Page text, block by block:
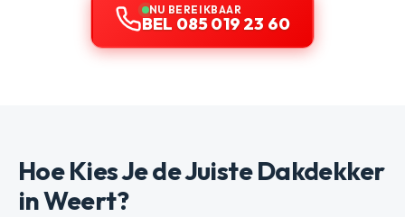
NU BEREIKBAAR
BEL 085 019 23 60
Hoe Kies Je de Juiste Dakdekker
in Weert?